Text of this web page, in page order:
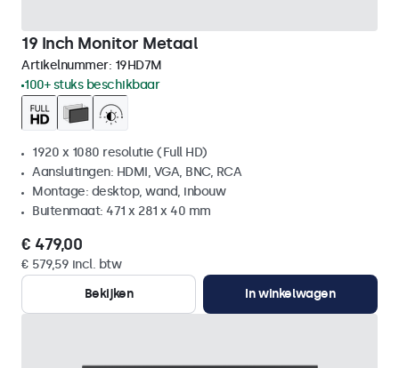
19 Inch Monitor Metaal
Artikelnummer: 19HD7M
100+ stuks beschikbaar
1920 x 1080 resolutie (Full HD)
Aansluitingen: HDMI, VGA, BNC, RCA
Montage: desktop, wand, inbouw
Buitenmaat: 471 x 281 x 40 mm
€ 479,00
€ 579,59 incl. btw
Bekijken
In winkelwagen